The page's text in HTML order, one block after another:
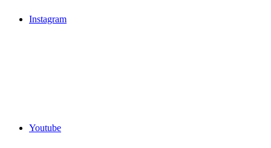
Instagram
Youtube